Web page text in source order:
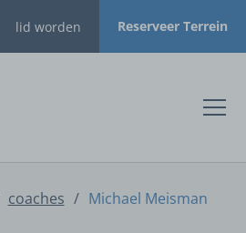
lid worden Reserveer Terrein
coaches / Michael Meisman